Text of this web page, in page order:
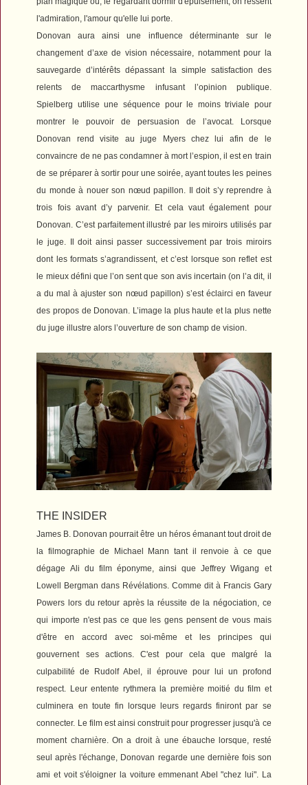
l'admiration, l'amour qu'elle lui porte.
Donovan aura ainsi une influence déterminante sur le
changement d’axe de vision nécessaire, notamment pour la
sauvegarde d’intérêts dépassant la simple satisfaction des
relents de maccarthysme infusant l’opinion publique.
Spielberg utilise une séquence pour le moins triviale pour
montrer le pouvoir de persuasion de l’avocat. Lorsque
Donovan rend visite au juge Myers chez lui afin de le
convaincre de ne pas condamner à mort l’espion, il est en train
de se préparer à sortir pour une soirée, ayant toutes les peines
du monde à nouer son nœud papillon. Il doit s’y reprendre à
trois fois avant d’y parvenir. Et cela vaut également pour
Donovan. C’est parfaitement illustré par les miroirs utilisés par
le juge. Il doit ainsi passer successivement par trois miroirs
dont les formats s’agrandissent, et c’est lorsque son reflet est
le mieux défini que l’on sent que son avis incertain (on l’a dit, il
a du mal à ajuster son nœud papillon) s’est éclairci en faveur
des propos de Donovan. L’image la plus haute et la plus nette
du juge illustre alors l’ouverture de son champ de vision.
THE INSIDER
James B. Donovan pourrait être un héros émanant tout droit de
la filmographie de Michael Mann tant il renvoie à ce que
dégage Ali du film éponyme, ainsi que Jeffrey Wigang et
Lowell Bergman dans Révélations. Comme dit à Francis Gary
Powers lors du retour après la réussite de la négociation, ce
qui importe n'est pas ce que les gens pensent de vous mais
d'être en accord avec soi-même et les principes qui
gouvernent ses actions. C'est pour cela que malgré la
culpabilité de Rudolf Abel, il éprouve pour lui un profond
respect. Leur entente rythmera la première moitié du film et
culminera en toute fin lorsque leurs regards finiront par se
connecter. Le film est ainsi construit pour progresser jusqu'à ce
moment charnière. On a droit à une ébauche lorsque, resté
seul après l'échange, Donovan regarde une dernière fois son
ami et voit s'éloigner la voiture emmenant Abel "chez lui". La